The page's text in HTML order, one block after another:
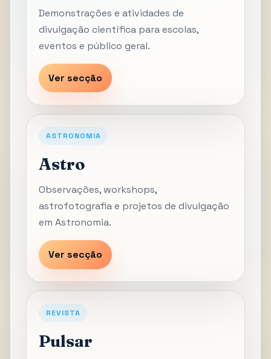
Demonstrações e atividades de
divulgação científica para escolas,
eventos e público geral.
Ver secção
ASTRONOMIA
Astro
Observações, workshops,
astrofotografia e projetos de divulgação
em Astronomia.
Ver secção
REVISTA
Pulsar